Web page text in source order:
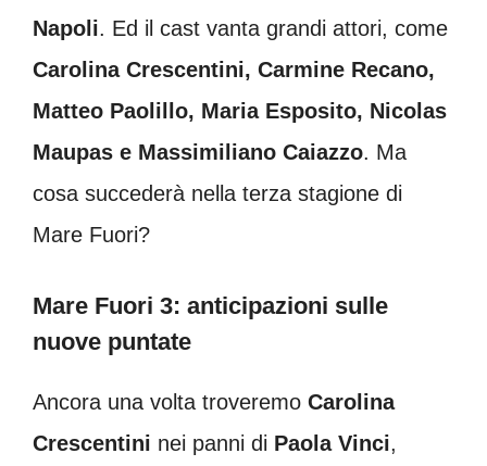
Napoli. Ed il cast vanta grandi attori, come
Carolina Crescentini, Carmine Recano,
Matteo Paolillo, Maria Esposito, Nicolas
Maupas e Massimiliano Caiazzo. Ma
cosa succederà nella terza stagione di
Mare Fuori?
Mare Fuori 3: anticipazioni sulle
nuove puntate
Ancora una volta troveremo Carolina
Crescentini nei panni di Paola Vinci,